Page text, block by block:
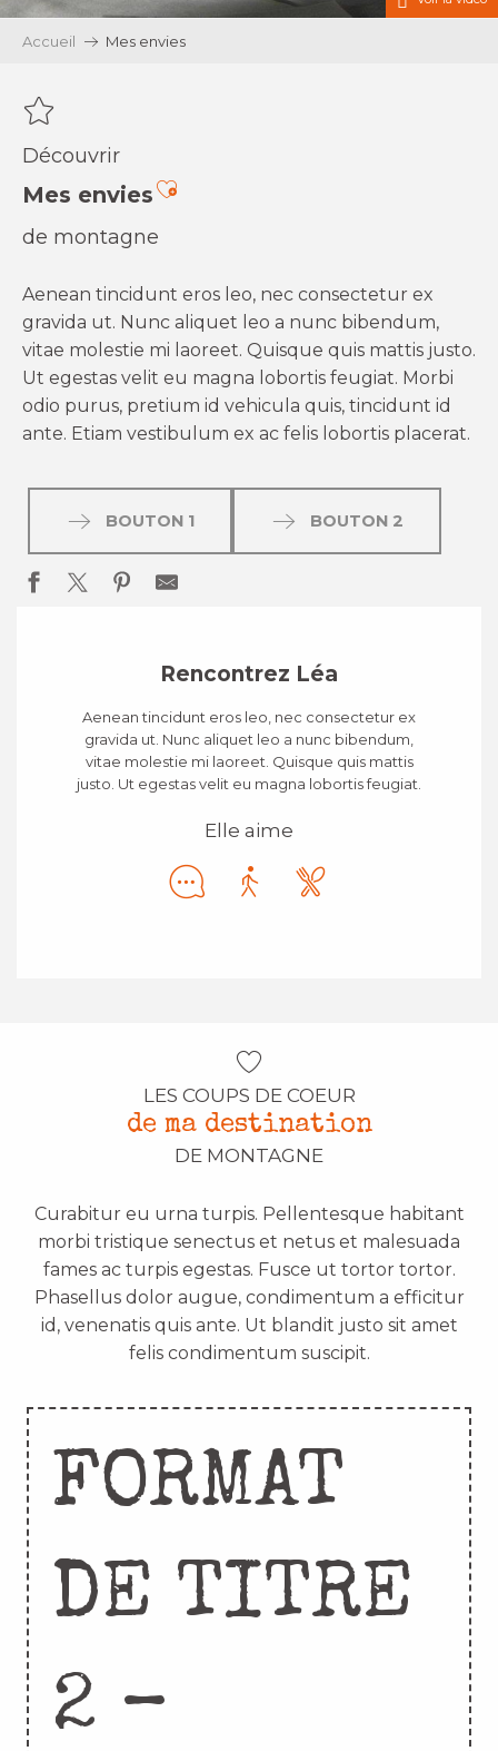
Accueil Mes envies
Découvrir
Mes enviesAjouter aux favoris
de montagne
Aenean tincidunt eros leo, nec consectetur ex
gravida ut. Nunc aliquet leo a nunc bibendum,
vitae molestie mi laoreet. Quisque quis mattis justo.
Ut egestas velit eu magna lobortis feugiat. Morbi
odio purus, pretium id vehicula quis, tincidunt id
ante. Etiam vestibulum ex ac felis lobortis placerat.
BOUTON 1 BOUTON 2
Rencontrez Léa
Aenean tincidunt eros leo, nec consectetur ex
gravida ut. Nunc aliquet leo a nunc bibendum,
vitae molestie mi laoreet. Quisque quis mattis
justo. Ut egestas velit eu magna lobortis feugiat.
Elle aime
LES COUPS DE COEUR
de ma destination
DE MONTAGNE
Curabitur eu urna turpis. Pellentesque habitant
morbi tristique senectus et netus et malesuada
fames ac turpis egestas. Fusce ut tortor tortor.
Phasellus dolor augue, condimentum a efficitur
id, venenatis quis ante. Ut blandit justo sit amet
felis condimentum suscipit.
FORMAT
DE TITRE
2 –